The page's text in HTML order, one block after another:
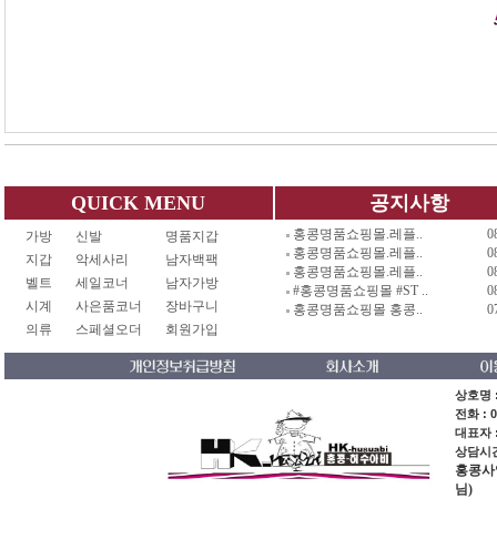
QUICK MENU
가방 신발
명품지갑
지갑
악세사리
남자백팩
벨트
세일코너
남자가방
시계
사은품코너
장바구니
의류
스페셜오더 회원가입
공지사항
홍콩명품쇼핑몰.레플..
홍콩명품쇼핑몰.레플..
홍콩명품쇼핑몰.레플..
#홍콩명품쇼핑몰 #ST ..
홍콩명품쇼핑몰 홍콩..
상호명
전화 :
대표자
상담시
홍콩
님)